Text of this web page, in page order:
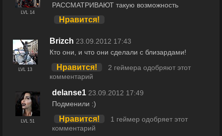
LVL 14
РАССМАТРИВАЮТ такую возможность
Нравится!
LVL 13
Brizch 23.09.2012 17:43
Кто они, и что они сделали с близардами!
Нравится!
2 геймера одобряют этот
комментарий
LVL 51
delanse1 23.09.2012 17:49
Подменили :)
Нравится!
1 геймер одобряет этот
комментарий